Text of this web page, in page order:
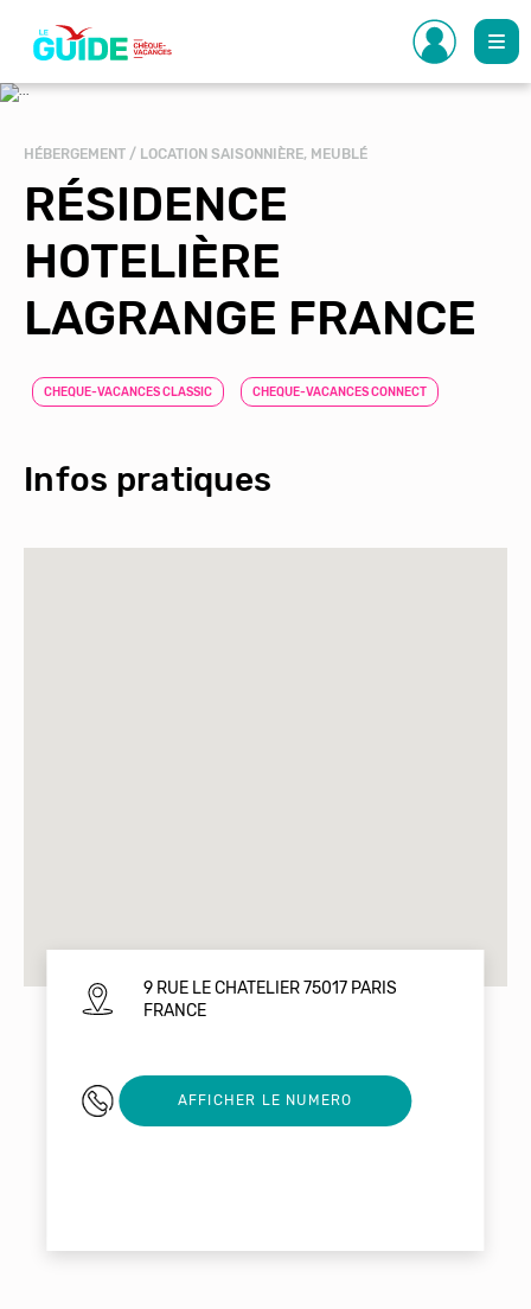
contenu
principal
HÉBERGEMENT / LOCATION SAISONNIÈRE, MEUBLÉ
RÉSIDENCE
HOTELIÈRE
LAGRANGE FRANCE
CHEQUE-VACANCES CLASSIC CHEQUE-VACANCES CONNECT
Infos pratiques
9 RUE LE CHATELIER 75017 PARIS
FRANCE
01 47 54 60 01
AFFICHER LE NUMERO